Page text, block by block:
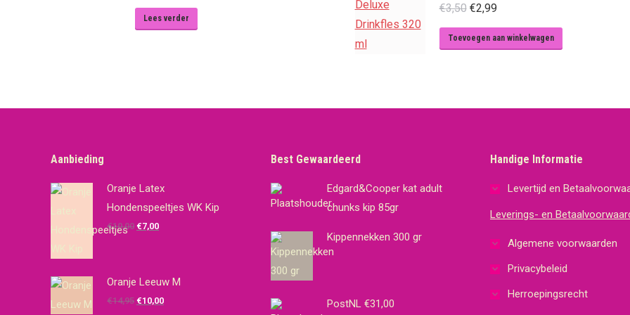
Lees verder
€3,50 Oorspronkelijke
prijs
was:
€2,99Huidige
prijs
is:
Toevoegen aan winkelwagen
Aanbieding
Oranje Latex
Hondenspeeltjes WK Kip
€10,00 Oorspronkelijke
€10,00.
€7,00Huidige
€7,00.
Oranje Leeuw M
€14,95 Oorspronkelijke
€10,00Huidige
Best Gewaardeerd
Edgard&Cooper kat adult
chunks kip 85gr
Kippennekken 300 gr
PostNL €31,00
Handige Informatie
Levertijd en
Leverings- en
Algemene voorwaarden
Privacybeleid
Herroepingsrecht